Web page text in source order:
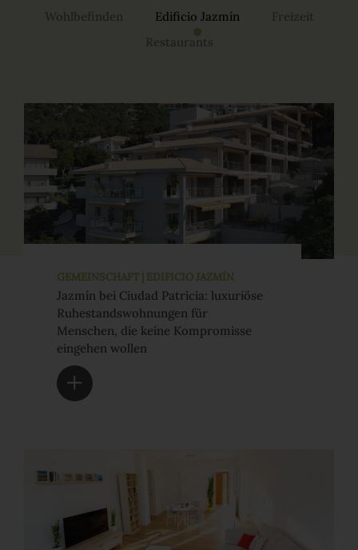
Wohlbefinden
Edificio Jazmín
Freizeit
Restaurants
GEMEINSCHAFT | EDIFICIO JAZMÍN
Jazmín bei Ciudad Patricia: luxuriöse
Ruhestandswohnungen für
Menschen, die keine Kompromisse
eingehen wollen